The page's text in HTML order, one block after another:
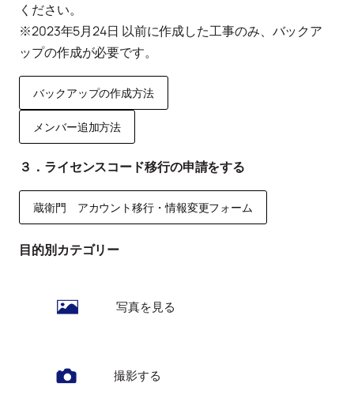
目的別カテゴリー
写真を見る
撮影する
ください。
※2023年5月24日 以前に作成した工事のみ、バックア
ップの作成が必要です。
バックアップの作成方法
メンバー追加方法
３．ライセンスコード移行の申請をする
蔵衛門 アカウント移行・情報変更フォーム